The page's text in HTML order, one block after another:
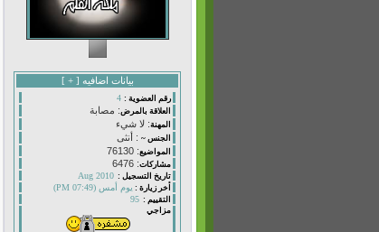
بيانات اضافيه [+
]
رقم العضوية : 4
العلاقة بالمرض: مصابة
المهنة: لا شيء
الجنس ~ : أنثى
المواضيع: 76130
مشاركات: 6476
تاريخ التسجيل : Aug 2010
أخر زيارة : يوم أمس (07:49 PM)
التقييم : 95
مزاجي